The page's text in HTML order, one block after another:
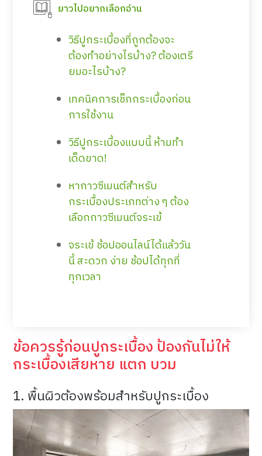
ยาวไปอยากเลือกอ่าน
วิธีปูกระเบื้องที่ถูกต้องจะ
ต้องทำอย่างไรบ้าง? ต้องเตรี
ยมอะไรบ้าง?
เทคนิคการเช็กกระเบื้องก่อน
การใช้งาน
วิธีปูกระเบื้องแบบนี้ ห้ามทำ
เด็ดขาด!
หากาวซีเมนต์สำหรับ
กระเบื้องประเภทต่าง ๆ ต้อง
เลือกกาวซีเมนต์จระเข้
จระเข้ ช้อปออนไลน์ได้แล้ววัน
นี้ สะดวก ง่าย ช้อปได้ทุกที่
ทุกเวลา
ข้อควรรู้ก่อนปูกระเบื้อง ป้องกันไม่ให้
กระเบื้องเสียหาย แตก บวม
1. พื้นผิวต้องพร้อมสำหรับปูกระเบื้อง